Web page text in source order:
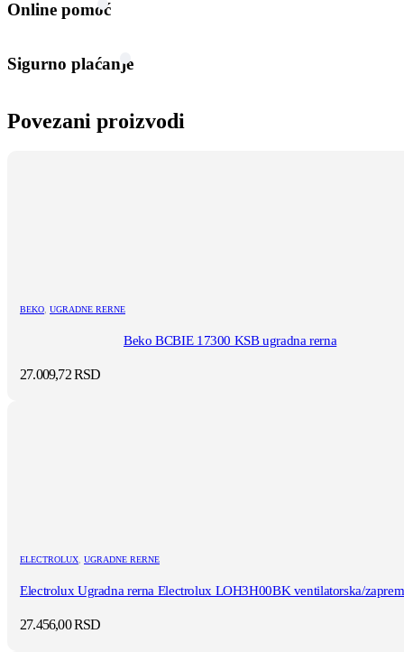
Online pomoć
Sigurno plaćanje
Povezani proizvodi
BEKO, UGRADNE RERNE
Beko BCBIE 17300 KSB ugradna rerna
27.009,72RSD
ELECTROLUX, UGRADNE RERNE
Electrolux Ugradna rerna Electrolux LOH3H00BK ventilatorska/
27.456,00RSD